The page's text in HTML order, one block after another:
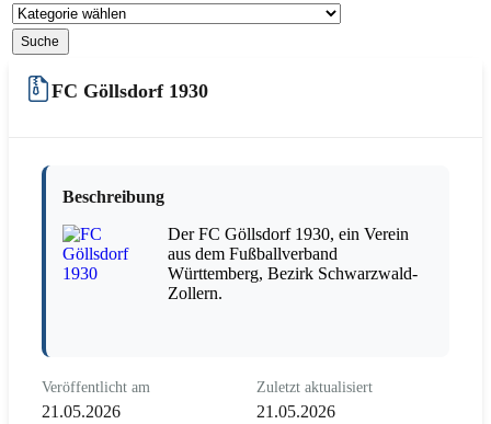
FC Göllsdorf 1930
Beschreibung
Der FC Göllsdorf 1930, ein Verein
aus dem Fußballverband
Württemberg, Bezirk Schwarzwald-
Zollern.
Veröffentlicht am
21.05.2026
Zuletzt aktualisiert
21.05.2026